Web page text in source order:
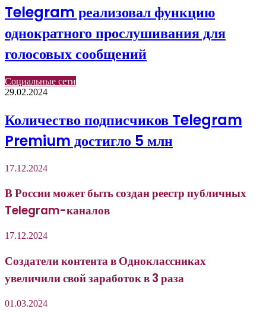
Telegram реализовал функцию
однократного прослушивания для
голосовых сообщений
Социальные сети
29.02.2024
Количество подписчиков Telegram
Premium достигло 5 млн
17.12.2024
В России может быть создан реестр публичных
Telegram-каналов
17.12.2024
Создатели контента в Одноклассниках
увеличили свой заработок в 3 раза
01.03.2024